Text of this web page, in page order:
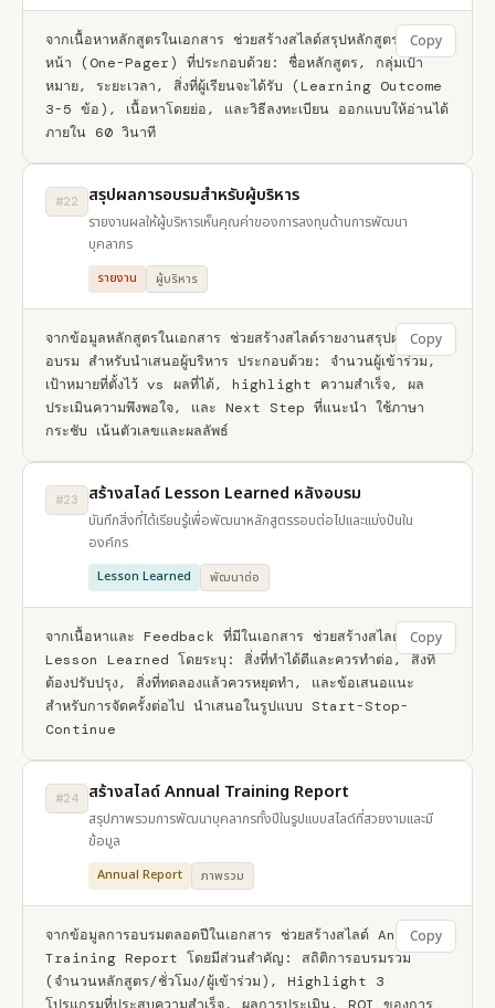
จากเนื้อหาหลักสูตรในเอกสาร ช่วยสร้างสไลด์สรุปหลักสูตรฉบับ 1
หน้า (One-Pager) ที่ประกอบด้วย: ชื่อหลักสูตร, กลุ่มเป้า
หมาย, ระยะเวลา, สิ่งที่ผู้เรียนจะได้รับ (Learning Outcome
3-5 ข้อ), เนื้อหาโดยย่อ, และวิธีลงทะเบียน ออกแบบให้อ่านได้
ภายใน 60 วินาที
Copy
#22 สรุปผลการอบรมสำหรับผู้บริหาร
รายงานผลให้ผู้บริหารเห็นคุณค่าของการลงทุนด้านการพัฒนา
บุคลากร
รายงาน ผู้บริหาร
จากข้อมูลหลักสูตรในเอกสาร ช่วยสร้างสไลด์รายงานสรุปผลการ
อบรม สำหรับนำเสนอผู้บริหาร ประกอบด้วย: จำนวนผู้เข้าร่วม,
เป้าหมายที่ตั้งไว้ vs ผลที่ได้, highlight ความสำเร็จ, ผล
ประเมินความพึงพอใจ, และ Next Step ที่แนะนำ ใช้ภาษา
กระชับ เน้นตัวเลขและผลลัพธ์
Copy
#23 สร้างสไลด์ Lesson Learned หลังอบรม
บันทึกสิ่งที่ได้เรียนรู้เพื่อพัฒนาหลักสูตรรอบต่อไปและแบ่งปันใน
องค์กร
Lesson Learned พัฒนาต่อ
จากเนื้อหาและ Feedback ที่มีในเอกสาร ช่วยสร้างสไลด์
Lesson Learned โดยระบุ: สิ่งที่ทำได้ดีและควรทำต่อ, สิ่งที่
ต้องปรับปรุง, สิ่งที่ทดลองแล้วควรหยุดทำ, และข้อเสนอแนะ
สำหรับการจัดครั้งต่อไป นำเสนอในรูปแบบ Start-Stop-
Continue
Copy
#24 สร้างสไลด์ Annual Training Report
สรุปภาพรวมการพัฒนาบุคลากรทั้งปีในรูปแบบสไลด์ที่สวยงามและมี
ข้อมูล
Annual Report ภาพรวม
จากข้อมูลการอบรมตลอดปีในเอกสาร ช่วยสร้างสไลด์ Annual
Training Report โดยมีส่วนสำคัญ: สถิติการอบรมรวม
(จำนวนหลักสูตร/ชั่วโมง/ผู้เข้าร่วม), Highlight 3
Copy